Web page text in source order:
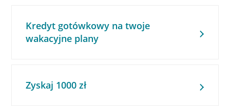
Kredyt gotówkowy na twoje
wakacyjne plany
Zyskaj 1000 zł